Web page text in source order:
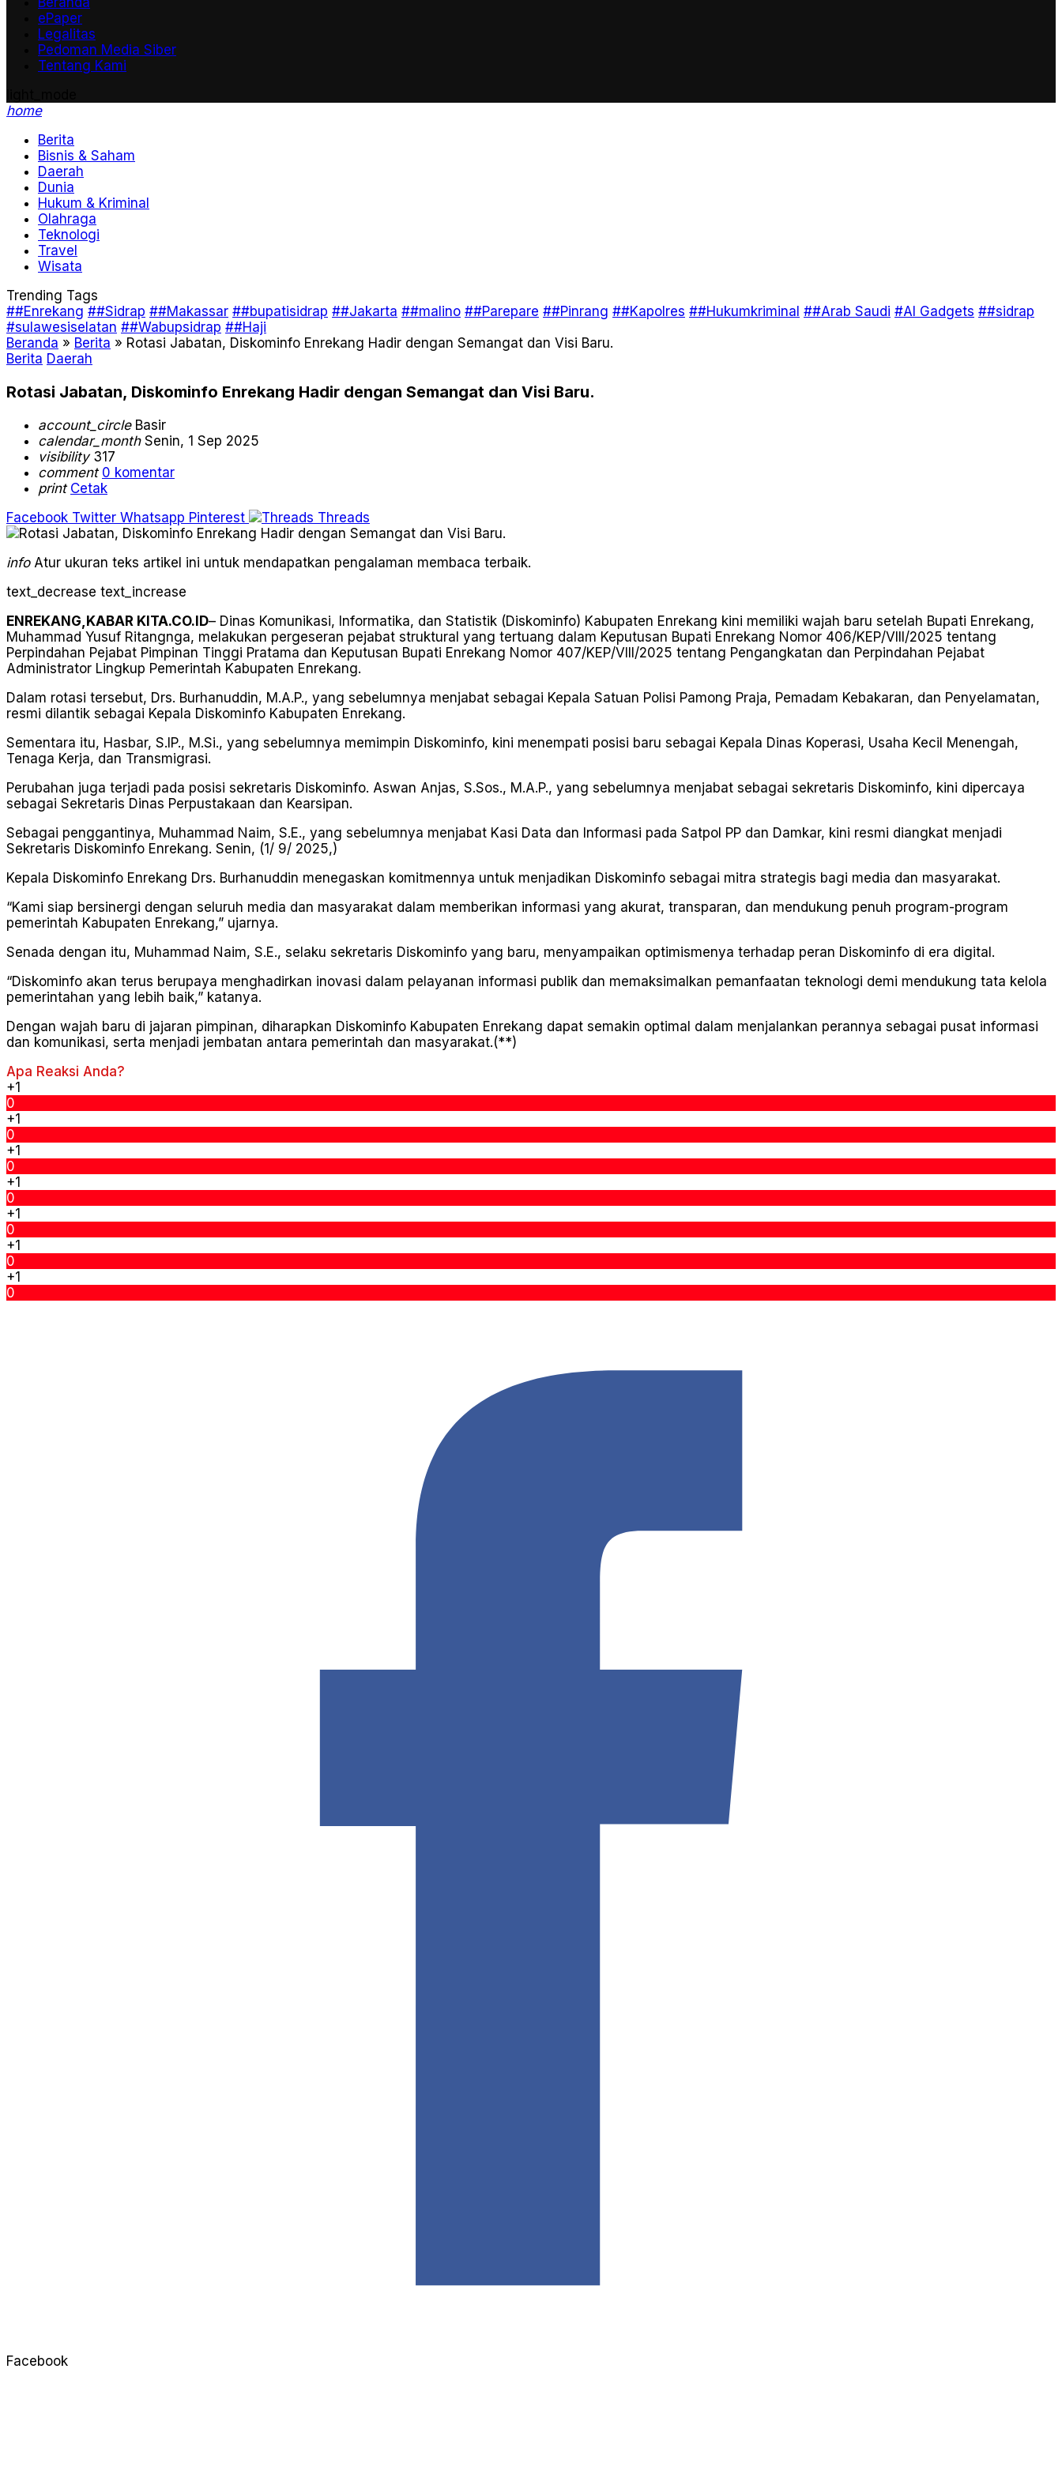
ePaper
Legalitas
Pedoman Media Siber
Tentang Kami
home
Berita
Bisnis & Saham
Daerah
Dunia
Hukum & Kriminal
Olahraga
Teknologi
Travel
Wisata
Trending Tags
##Enrekang ##Sidrap ##Makassar ##bupatisidrap ##Jakarta ##malino ##Parepare ##Pinrang ##Kapolres ##Hukumkriminal ##Arab Saudi #AI Gadgets ##sidrap
#sulawesiselatan ##Wabupsidrap ##Haji
Beranda » Berita » Rotasi Jabatan, Diskominfo Enrekang Hadir dengan Semangat dan Visi Baru.
Berita Daerah
Rotasi Jabatan, Diskominfo Enrekang Hadir dengan Semangat dan Visi Baru.
account_circleBasir
calendar_monthSenin, 1 Sep 2025
visibility317
comment 0 komentar
print Cetak
Facebook Twitter Whatsapp Pinterest Threads
infoAtur ukuran teks artikel ini untuk mendapatkan pengalaman membaca terbaik.
text_decrease text_increase
ENREKANG,KABAR KITA.CO.ID– Dinas Komunikasi, Informatika, dan Statistik (Diskominfo) Kabupaten Enrekang kini memiliki wajah baru setelah Bupati Enrekang,
Muhammad Yusuf Ritangnga, melakukan pergeseran pejabat struktural yang tertuang dalam Keputusan Bupati Enrekang Nomor 406/KEP/VIII/2025 tentang
Perpindahan Pejabat Pimpinan Tinggi Pratama dan Keputusan Bupati Enrekang Nomor 407/KEP/VIII/2025 tentang Pengangkatan dan Perpindahan Pejabat
Administrator Lingkup Pemerintah Kabupaten Enrekang.
Dalam rotasi tersebut, Drs. Burhanuddin, M.A.P., yang sebelumnya menjabat sebagai Kepala Satuan Polisi Pamong Praja, Pemadam Kebakaran, dan Penyelamatan,
resmi dilantik sebagai Kepala Diskominfo Kabupaten Enrekang.
Sementara itu, Hasbar, S.IP., M.Si., yang sebelumnya memimpin Diskominfo, kini menempati posisi baru sebagai Kepala Dinas Koperasi, Usaha Kecil Menengah,
Tenaga Kerja, dan Transmigrasi.
Perubahan juga terjadi pada posisi sekretaris Diskominfo. Aswan Anjas, S.Sos., M.A.P., yang sebelumnya menjabat sebagai sekretaris Diskominfo, kini dipercaya
sebagai Sekretaris Dinas Perpustakaan dan Kearsipan.
Sebagai penggantinya, Muhammad Naim, S.E., yang sebelumnya menjabat Kasi Data dan Informasi pada Satpol PP dan Damkar, kini resmi diangkat menjadi
Sekretaris Diskominfo Enrekang. Senin, (1/ 9/ 2025,)
Kepala Diskominfo Enrekang Drs. Burhanuddin menegaskan komitmennya untuk menjadikan Diskominfo sebagai mitra strategis bagi media dan masyarakat.
“Kami siap bersinergi dengan seluruh media dan masyarakat dalam memberikan informasi yang akurat, transparan, dan mendukung penuh program-program
pemerintah Kabupaten Enrekang,” ujarnya.
Senada dengan itu, Muhammad Naim, S.E., selaku sekretaris Diskominfo yang baru, menyampaikan optimismenya terhadap peran Diskominfo di era digital.
“Diskominfo akan terus berupaya menghadirkan inovasi dalam pelayanan informasi publik dan memaksimalkan pemanfaatan teknologi demi mendukung tata kelola
pemerintahan yang lebih baik,” katanya.
Dengan wajah baru di jajaran pimpinan, diharapkan Diskominfo Kabupaten Enrekang dapat semakin optimal dalam menjalankan perannya sebagai pusat informasi
dan komunikasi, serta menjadi jembatan antara pemerintah dan masyarakat.(**)
Apa Reaksi Anda?
+1
0
+1
0
+1
0
+1
0
+1
0
+1
0
+1
0
Facebook